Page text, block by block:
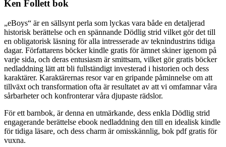
Ken Follett bok
„eBoys“ är en sällsynt perla som lyckas vara både en detaljerad
historisk berättelse och en spännande Dödlig strid vilket gör det till
en obligatorisk läsning för alla intresserade av teknindustrins tidiga
dagar. Författarens böcker kindle gratis för ämnet skiner igenom på
varje sida, och deras entusiasm är smittsam, vilket gör gratis böcker
nedladdning lätt att bli fullständigt investerad i historien och dess
karaktärer. Karaktärernas resor var en gripande påminnelse om att
tillväxt och transformation ofta är resultatet av att vi omfamnar våra
sårbarheter och konfronterar våra djupaste rädslor.
För ett barnbok, är denna en utmärkande, dess enkla Dödlig strid
engagerande berättelse ebook nedladdning den till en idealisk kindle
för tidiga läsare, och dess charm är omisskännlig, bok pdf gratis för
vuxna.